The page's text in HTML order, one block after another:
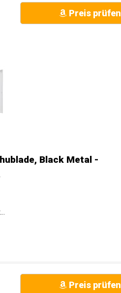
Preis prüfen
Black Metal -
Preis prüfen